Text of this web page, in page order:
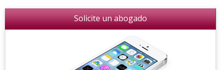
Solicite un abogado